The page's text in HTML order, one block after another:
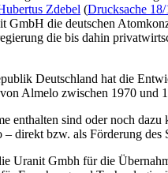
Zdebel (Drucksache
die deutschen
die bis dahin
Deutschland hat die
Almelo zwischen 1970 und
enthalten sind oder noch
bzw. als Förderung des
Gmbh für die